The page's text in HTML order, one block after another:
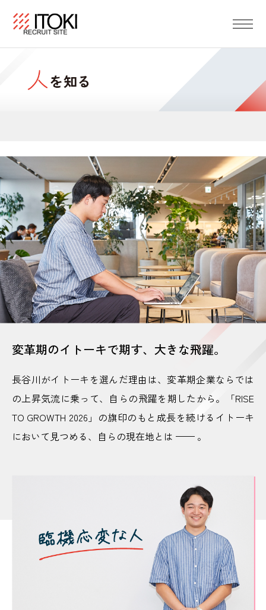
変革期のイトーキで期す、大きな飛躍。
長谷川がイトーキを選んだ理由は、変革期企業ならでは
の上昇気流に乗って、自らの飛躍を期したから。「RISE
TO GROWTH 2026」の旗印のもと成長を続けるイトーキ
において見つめる、自らの現在地とは —— 。